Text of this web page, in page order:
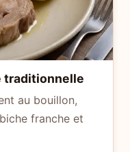
traditionnelle
au bouillon,
franche et